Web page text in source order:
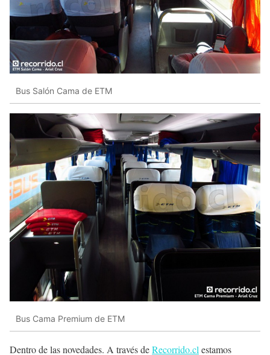
Bus Salón Cama de ETM
Bus Cama Premium de ETM
Dentro de las novedades. A través deRecorrido.cl estamos